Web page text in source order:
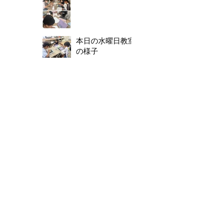
本日の水曜日教室
の様子